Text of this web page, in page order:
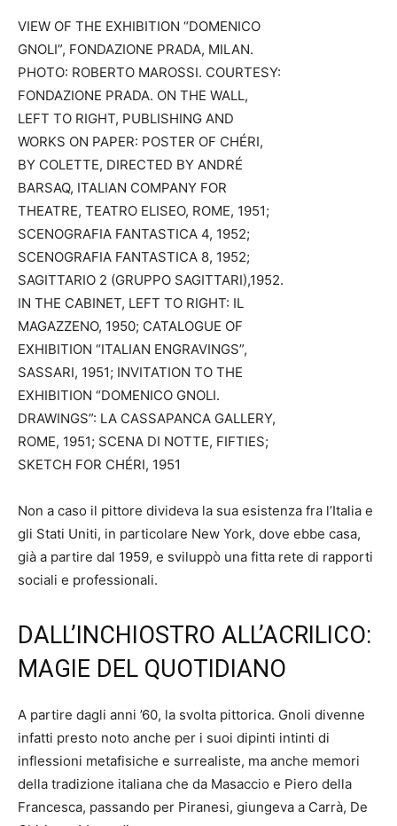
VIEW OF THE EXHIBITION “DOMENICO
GNOLI”, FONDAZIONE PRADA, MILAN.
PHOTO: ROBERTO MAROSSI. COURTESY:
FONDAZIONE PRADA. ON THE WALL,
LEFT TO RIGHT, PUBLISHING AND
WORKS ON PAPER: POSTER OF CHÉRI,
BY COLETTE, DIRECTED BY ANDRÉ
BARSAQ, ITALIAN COMPANY FOR
THEATRE, TEATRO ELISEO, ROME, 1951;
SCENOGRAFIA FANTASTICA 4, 1952;
SCENOGRAFIA FANTASTICA 8, 1952;
SAGITTARIO 2 (GRUPPO SAGITTARI),1952.
IN THE CABINET, LEFT TO RIGHT: IL
MAGAZZENO, 1950; CATALOGUE OF
EXHIBITION “ITALIAN ENGRAVINGS”,
SASSARI, 1951; INVITATION TO THE
EXHIBITION “DOMENICO GNOLI.
DRAWINGS”: LA CASSAPANCA GALLERY,
ROME, 1951; SCENA DI NOTTE, FIFTIES;
SKETCH FOR CHÉRI, 1951
Non a caso il pittore divideva la sua esistenza fra l’Italia e
gli Stati Uniti, in particolare New York, dove ebbe casa,
già a partire dal 1959, e sviluppò una fitta rete di rapporti
sociali e professionali.
DALL’INCHIOSTRO ALL’ACRILICO:
MAGIE DEL QUOTIDIANO
A partire dagli anni ’60, la svolta pittorica. Gnoli divenne
infatti presto noto anche per i suoi dipinti intinti di
inflessioni metafisiche e surrealiste, ma anche memori
della tradizione italiana che da Masaccio e Piero della
Francesca, passando per Piranesi, giungeva a Carrà, De